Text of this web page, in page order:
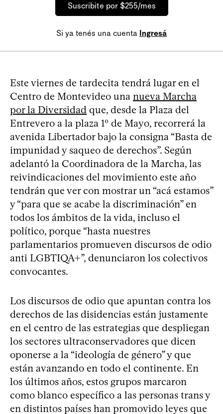
Suscribite por $255/mes
Si ya tenés una cuenta Ingresá
Este viernes de tardecita tendrá lugar en el
Centro de Montevideo una nueva Marcha
por la Diversidad que, desde la Plaza del
Entrevero a la plaza 1º de Mayo, recorrerá la
avenida Libertador bajo la consigna “Basta de
impunidad y saqueo de derechos”. Según
adelantó la Coordinadora de la Marcha, las
reivindicaciones del movimiento este año
tendrán que ver con mostrar un “acá estamos”
y “para que se acabe la discriminación” en
todos los ámbitos de la vida, incluso el
político, porque “hasta nuestres
parlamentarios promueven discursos de odio
anti LGBTIQA+”, denunciaron los colectivos
convocantes.
Los discursos de odio que apuntan contra los
derechos de las disidencias están justamente
en el centro de las estrategias que despliegan
los sectores ultraconservadores que dicen
oponerse a la “ideología de género” y que
están avanzando en todo el continente. En
los últimos años, estos grupos marcaron
como blanco específico a las personas trans y
en distintos países han promovido leyes que